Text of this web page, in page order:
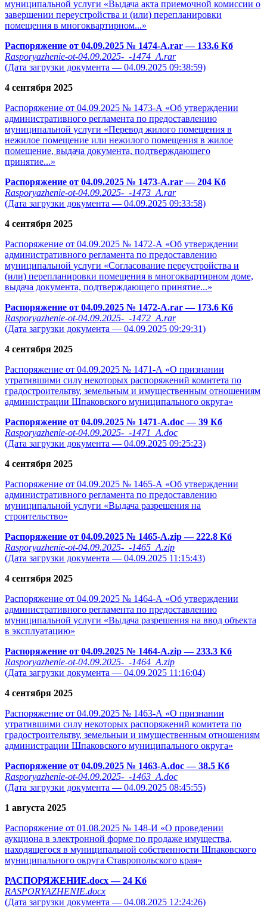
муниципальной услуги «Выдача акта приемочной комиссии о
завершении переустройства и (или) перепланировки
помещения в многоквартирном...»
Распоряжение от 04.09.2025 № 1474-А.rar— 133.6 Кб
Rasporyazhenie-ot-04.09.2025-_-1474_A.rar
(Дата загрузки документа — 04.09.2025 09:38:59)
4 сентября 2025
Распоряжение от 04.09.2025 № 1473-А «Об утверждении
административного регламента по предоставлению
муниципальной услуги «Перевод жилого помещения в
нежилое помещение или нежилого помещения в жилое
помещение, выдача документа, подтверждающего
принятие...»
Распоряжение от 04.09.2025 № 1473-А.rar— 204 Кб
Rasporyazhenie-ot-04.09.2025-_-1473_A.rar
(Дата загрузки документа — 04.09.2025 09:33:58)
4 сентября 2025
Распоряжение от 04.09.2025 № 1472-А «Об утверждении
административного регламента по предоставлению
муниципальной услуги «Согласование переустройства и
(или) перепланировки помещения в многоквартирном доме,
выдача документа, подтверждающего принятие...»
Распоряжение от 04.09.2025 № 1472-А.rar— 173.6 Кб
Rasporyazhenie-ot-04.09.2025-_-1472_A.rar
(Дата загрузки документа — 04.09.2025 09:29:31)
4 сентября 2025
Распоряжение от 04.09.2025 № 1471-А «О признании
утратившими силу некоторых распоряжений комитета по
градостроительтву, земельным и имущественным отношениям
администрации Шпаковского муниципального округа»
Распоряжение от 04.09.2025 № 1471-А.doc— 39 Кб
Rasporyazhenie-ot-04.09.2025-_-1471_A.doc
(Дата загрузки документа — 04.09.2025 09:25:23)
4 сентября 2025
Распоряжение от 04.09.2025 № 1465-А «Об утверждении
административного регламента по предоставлению
муниципальной услуги «Выдача разрешения на
строительство»
Распоряжение от 04.09.2025 № 1465-А.zip— 222.8 Кб
Rasporyazhenie-ot-04.09.2025-_-1465_A.zip
(Дата загрузки документа — 04.09.2025 11:15:43)
4 сентября 2025
Распоряжение от 04.09.2025 № 1464-А «Об утверждении
административного регламента по предоставлению
муниципальной услуги «Выдача разрешения на ввод объекта
в эксплуатацию»
Распоряжение от 04.09.2025 № 1464-А.zip— 233.3 Кб
Rasporyazhenie-ot-04.09.2025-_-1464_A.zip
(Дата загрузки документа — 04.09.2025 11:16:04)
4 сентября 2025
Распоряжение от 04.09.2025 № 1463-А «О признании
утратившими силу некоторых распоряжений комитета по
градостроительтву, земельныи и имущественным отношениям
администрации Шпаковского муниципального округа»
Распоряжение от 04.09.2025 № 1463-А.doc— 38.5 Кб
Rasporyazhenie-ot-04.09.2025-_-1463_A.doc
(Дата загрузки документа — 04.09.2025 08:45:55)
1 августа 2025
Распоряжение от 01.08.2025 № 148-И «О проведении
аукциона в электронной форме по продаже имущества,
находящегося в муниципальной собственности Шпаковского
муниципального округа Ставропольского края»
РАСПОРЯЖЕНИЕ.docx— 24 Кб
RASPORYAZHENIE.docx
(Дата загрузки документа — 04.08.2025 12:24:26)